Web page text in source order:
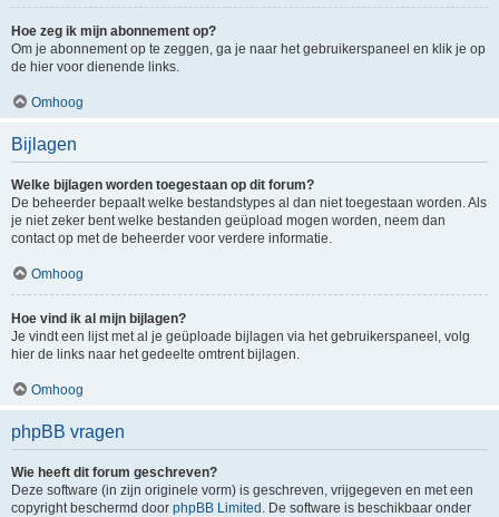
Hoe zeg ik mijn abonnement op?
Om je abonnement op te zeggen, ga je naar het gebruikerspaneel en klik je op
de hier voor dienende links.
Omhoog
Bijlagen
Welke bijlagen worden toegestaan op dit forum?
De beheerder bepaalt welke bestandstypes al dan niet toegestaan worden. Als
je niet zeker bent welke bestanden geüpload mogen worden, neem dan
contact op met de beheerder voor verdere informatie.
Omhoog
Hoe vind ik al mijn bijlagen?
Je vindt een lijst met al je geüploade bijlagen via het gebruikerspaneel, volg
hier de links naar het gedeelte omtrent bijlagen.
Omhoog
phpBB vragen
Wie heeft dit forum geschreven?
Deze software (in zijn originele vorm) is geschreven, vrijgegeven en met een
copyright beschermd door phpBB Limited . De software is beschikbaar onder